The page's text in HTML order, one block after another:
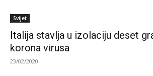
Svijet
Italija stavlja u izolaciju deset
korona virusa
23/02/2020